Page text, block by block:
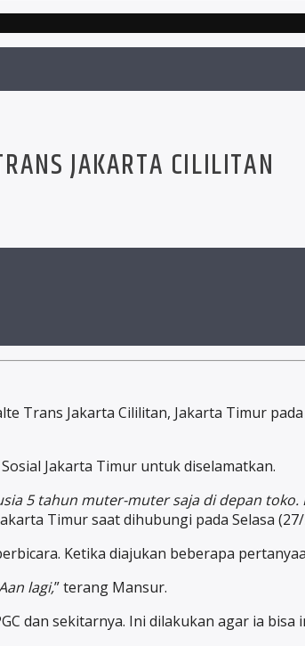
JAKARTA CILILITAN
Trans Jakarta Cililitan, Jakarta Timur
Jakarta Timur untuk diselamatkan.
5 tahun muter-muter saja di depan
Timur saat dihubungi pada Selasa (27/
Ketika diajukan beberapa
lagi,” terang Mansur.
dan sekitarnya. Ini dilakukan agar ia